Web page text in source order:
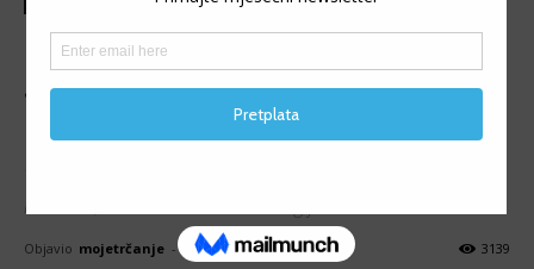
Izdvojeno Moje iskustvo
EMINA BEGIĆ: Kako sam na
Jahorina Ultra Trailu sa 3.
mjesta dospjela na 44.
Objavio mojetrčanje - 23/07/2023 3139